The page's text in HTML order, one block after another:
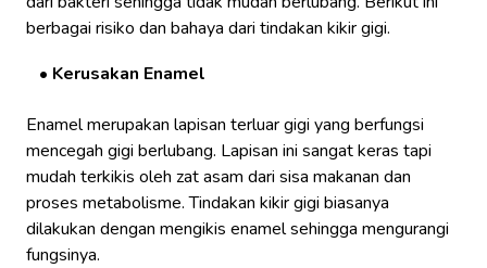
berbagai risiko dan bahaya dari tindakan kikir gigi.
Kerusakan Enamel
Enamel merupakan lapisan terluar gigi yang berfungsi
mencegah gigi berlubang. Lapisan ini sangat keras tapi
mudah terkikis oleh zat asam dari sisa makanan dan
proses metabolisme. Tindakan kikir gigi biasanya
dilakukan dengan mengikis enamel sehingga mengurangi
fungsinya.